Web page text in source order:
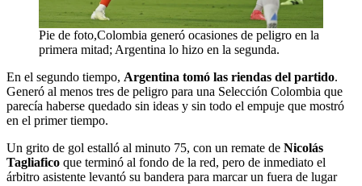
Pie de foto,Colombia generó ocasiones de peligro en la
primera mitad; Argentina lo hizo en la segunda.
En el segundo tiempo, Argentina tomó las riendas del partido.
Generó al menos tres de peligro para una Selección Colombia que
parecía haberse quedado sin ideas y sin todo el empuje que mostró
en el primer tiempo.
Un grito de gol estalló al minuto 75, con un remate de Nicolás
Tagliafico que terminó al fondo de la red, pero de inmediato el
árbitro asistente levantó su bandera para marcar un fuera de lugar